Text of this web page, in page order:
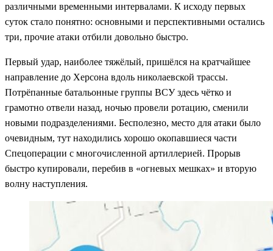
различными временными интервалами. К исходу первых
суток стало понятно: основными и перспективными остались
три, прочие атаки отбили довольно быстро.
Первый удар, наиболее тяжёлый, пришёлся на кратчайшее
направление до Херсона вдоль николаевской трассы.
Потрёпанные батальонные группы ВСУ здесь чётко и
грамотно отвели назад, ночью провели ротацию, сменили
новыми подразделениями. Бесполезно, место для атаки было
очевидным, тут находились хорошо окопавшиеся части
Спецоперации с многочисленной артиллерией. Прорыв
быстро купировали, перебив в «огневых мешках» и вторую
волну наступления.